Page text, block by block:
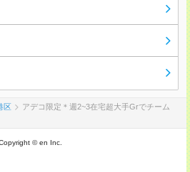
区
アデコ限定＊週2~3在宅超大手Grでチーム
© en Inc.